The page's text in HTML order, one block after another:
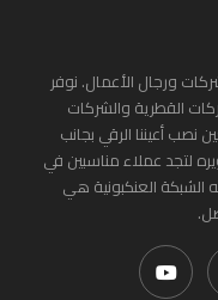
ورجال الأعمال. نوفر
القطرية والشركات
نصب أعيننا الرقي بجانب
لتجد عملاء مناسبين في
العنكبونية هي